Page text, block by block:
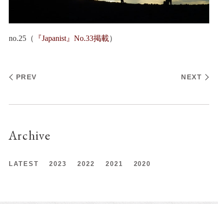
no.25（ 『Japanist』No.33掲載）
PREV NEXT
Archive
LATEST 2023 2022 2021 2020